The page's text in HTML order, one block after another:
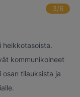
3/6
heikkotasoista.
kommunikoineet
osan tilauksista ja